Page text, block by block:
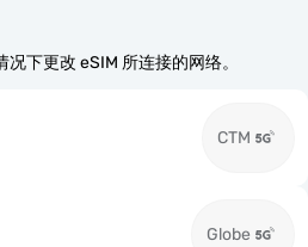
下更改 eSIM 所连接的网络。
CTM
Globe